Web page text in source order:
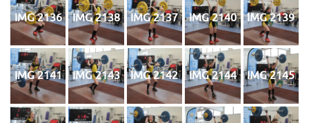
IMG 2136 IMG 2138 IMG 2137 IMG 2140 IMG 2139
IMG 2141 IMG 2143 IMG 2142 IMG 2144 IMG 2145